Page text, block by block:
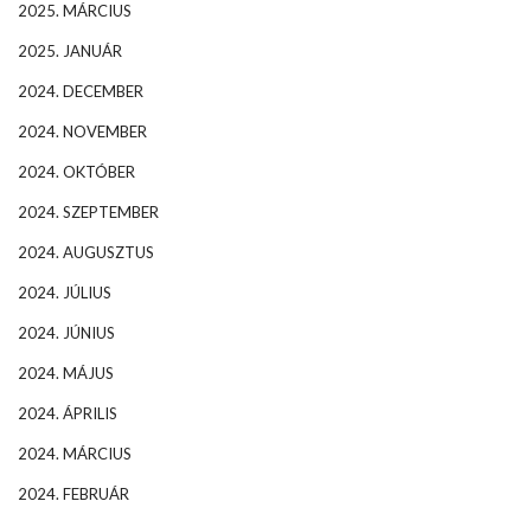
2025. MÁRCIUS
2025. JANUÁR
2024. DECEMBER
2024. NOVEMBER
2024. OKTÓBER
2024. SZEPTEMBER
2024. AUGUSZTUS
2024. JÚLIUS
2024. JÚNIUS
2024. MÁJUS
2024. ÁPRILIS
2024. MÁRCIUS
2024. FEBRUÁR